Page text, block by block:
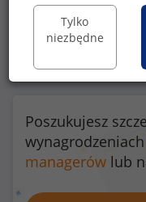
komputer
Poszukujesz
wynagrodzeniach
managerów lub
Tylko
niezbędne